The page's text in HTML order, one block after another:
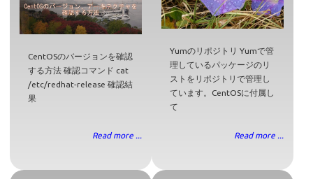
CentOSのバージョンを確認
する方法 確認コマンド cat
/etc/redhat-release 確認結
果
Read more ...
Yumのリポジトリ Yumで管
理しているパッケージのリ
ストをリポジトリで管理し
ています。CentOSに付属し
て
Read more ...